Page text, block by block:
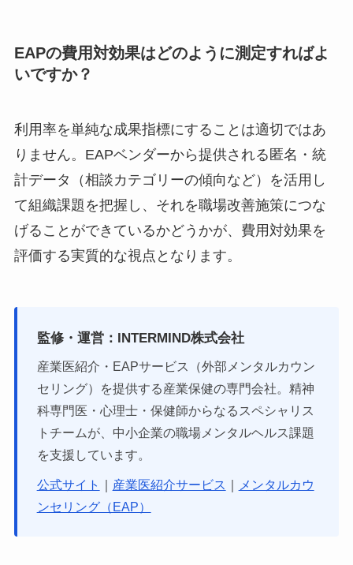
EAPの費用対効果はどのように測定すればよ
いですか？
利用率を単純な成果指標にすることは適切ではあ
りません。EAPベンダーから提供される匿名・統
計データ（相談カテゴリーの傾向など）を活用し
て組織課題を把握し、それを職場改善施策につな
げることができているかどうかが、費用対効果を
評価する実質的な視点となります。
監修・運営：INTERMIND株式会社
産業医紹介・EAPサービス（外部メンタルカウン
セリング）を提供する産業保健の専門会社。精神
科専門医・心理士・保健師からなるスペシャリス
トチームが、中小企業の職場メンタルヘルス課題
を支援しています。
公式サイト ｜ 産業医紹介サービス ｜
メンタルカウ
ンセリング（EAP）